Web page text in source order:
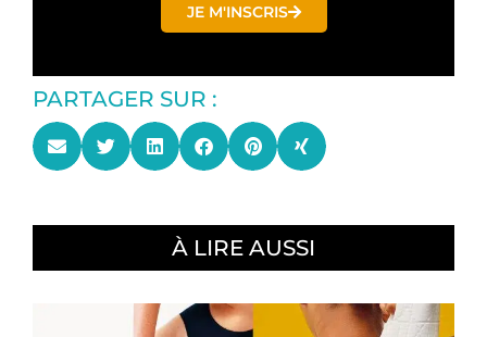
JE M'INSCRIS
PARTAGER SUR :
À LIRE AUSSI